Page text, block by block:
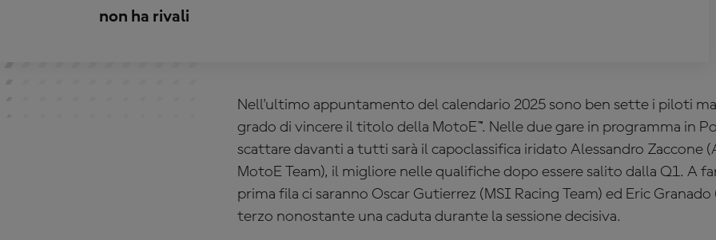
non ha rivali
Nell'ultimo appuntamento del calendario 2025 sono ben sette i piloti
grado di vincere il titolo della MotoE™. Nelle due gare in programma in
scattare davanti a tutti sarà il capoclassifica iridato Alessandro Zaccone
MotoE Team), il migliore nelle qualifiche dopo essere salito dalla Q1. A
prima fila ci saranno Oscar Gutierrez (MSI Racing Team) ed Eric Granado
terzo nonostante una caduta durante la sessione decisiva.